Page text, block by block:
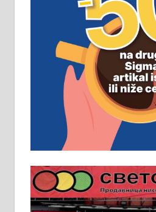
ПОСЛОВНИ
Рудник и
д.о.о. Рудник
помоћника
Основна школа,
искуство на истим
пословима, али не и
услов. Обезбеђен
превоз, исхрана. 032/
локал 22
Пружам услуге
у грађевини,
молерских радова.